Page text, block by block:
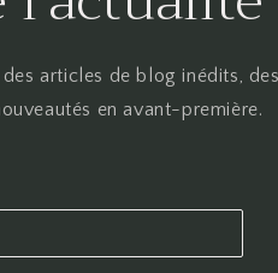
articles de blog inédits,
en avant-première.